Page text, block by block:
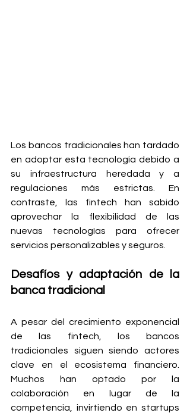
Los bancos tradicionales han tardado
en adoptar esta tecnología debido a
su infraestructura heredada y a
regulaciones más estrictas. En
contraste, las fintech han sabido
aprovechar la flexibilidad de las
nuevas tecnologías para ofrecer
servicios personalizables y seguros.
Desafíos y adaptación de la
banca tradicional
A pesar del crecimiento exponencial
de las fintech, los bancos
tradicionales siguen siendo actores
clave en el ecosistema financiero.
Muchos han optado por la
colaboración en lugar de la
competencia, invirtiendo en startups